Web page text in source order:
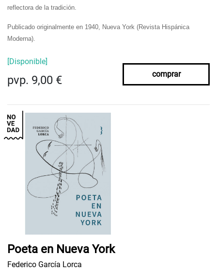
reflectora de la tradición.
Publicado originalmente en 1940, Nueva York (Revista Hispánica
Moderna).
[Disponible]
pvp. 9,00 € comprar
Poeta en Nueva York
Federico García Lorca